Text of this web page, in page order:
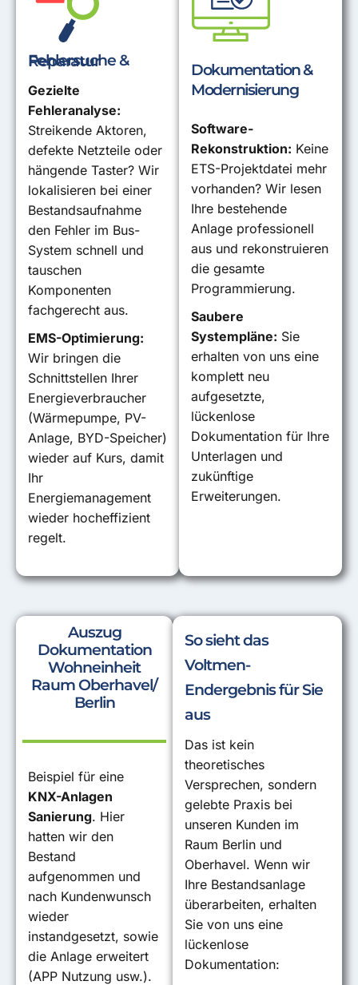
Fehlersuche & Reparatur
Gezielte
Fehleranalyse:
Streikende Aktoren,
defekte Netzteile oder
hängende Taster? Wir
lokalisieren bei einer
Bestandsaufnahme
den Fehler im Bus-
System schnell und
tauschen
Komponenten
fachgerecht aus.
EMS-Optimierung:
Wir bringen die
Schnittstellen Ihrer
Energieverbraucher
(Wärmepumpe, PV-
Anlage, BYD-Speicher)
wieder auf Kurs, damit
Ihr
Energiemanagement
wieder hocheffizient
regelt.
Dokumentation &
Modernisierung
Software-
Rekonstruktion: Keine
ETS-Projektdatei mehr
vorhanden? Wir lesen
Ihre bestehende
Anlage professionell
aus und rekonstruieren
die gesamte
Programmierung.
Saubere
Systempläne: Sie
erhalten von uns eine
komplett neu
aufgesetzte,
lückenlose
Dokumentation für Ihre
Unterlagen und
zukünftige
Erweiterungen.
Auszug
Dokumentation
Wohneinheit
Raum Oberhavel/
Berlin
Beispiel für eine
KNX-Anlagen
Sanierung. Hier
hatten wir den
Bestand
aufgenommen und
nach Kundenwunsch
wieder
instandgesetzt, sowie
die Anlage erweitert
(APP Nutzung usw.).
So sieht das
Voltmen-
Endergebnis für Sie
aus
Das ist kein
theoretisches
Versprechen, sondern
gelebte Praxis bei
unseren Kunden im
Raum Berlin und
Oberhavel. Wenn wir
Ihre Bestandsanlage
überarbeiten, erhalten
Sie von uns eine
lückenlose
Dokumentation: